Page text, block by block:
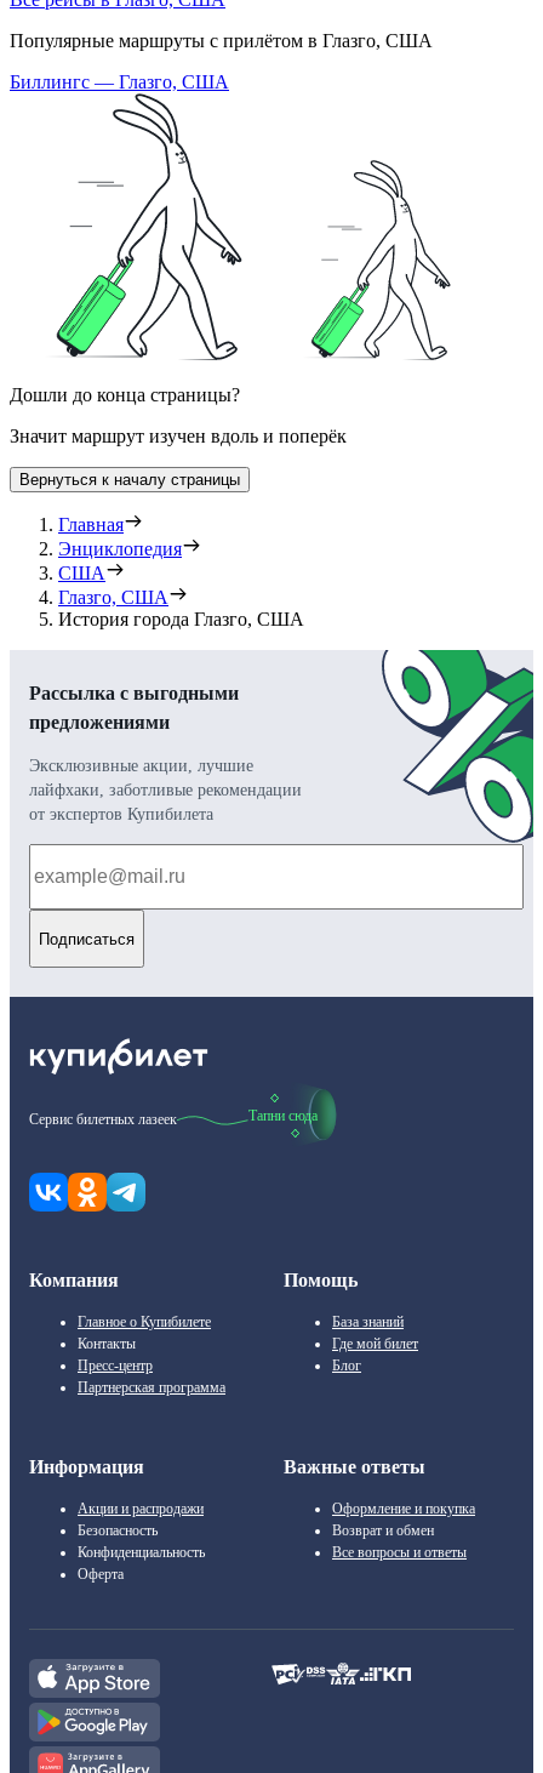
Популярные маршруты с прилётом в Глазго, США
Биллингс — Глазго, США
Дошли до конца страницы?
Значит маршрут изучен вдоль и поперёк
Вернуться к началу страницы
Главная
Энциклопедия
США
Глазго, США
История города Глазго, США
Рассылка с выгодными
предложениями
Эксклюзивные акции, лучшие
лайфхаки, заботливые рекомендации
от экспертов Купибилета
Подписаться
Сервис билетных лазеек Тапни сюда
Компания
Главное о Купибилете
Контакты
Пресс-центр
Партнерская программа
Помощь
База знаний
Где мой билет
Блог
Информация
Акции и распродажи
Безопасность
Конфиденциальность
Оферта
Важные ответы
Оформление и покупка
Возврат и обмен
Все вопросы и ответы